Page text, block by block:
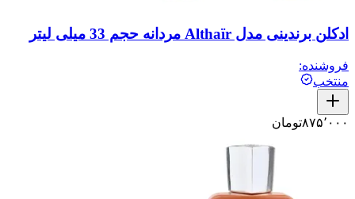
ادکلن برندینی مدل Althaïr مردانه حجم 33 میلی لیتر
فروشنده:
منتخب
۸۷۵٬۰۰۰تومان